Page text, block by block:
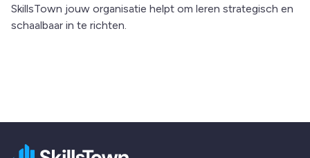
SkillsTown jouw organisatie helpt om leren strategisch en
schaalbaar in te richten.